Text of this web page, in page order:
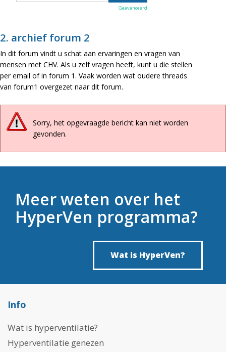
Geavanceerd
2. archief forum 2
In dit forum vindt u schat aan ervaringen en vragen van
mensen met CHV. Als u zelf vragen heeft, kunt u die stellen
per email of in forum 1. Vaak worden wat oudere threads
van forum1 overgezet naar dit forum.
Sorry, het opgevraagde bericht kan niet worden
gevonden.
Meer weten over het
HyperVen programma?
Wat is HyperVen?
Info
Wat is hyperventilatie?
Hyperventilatie genezen